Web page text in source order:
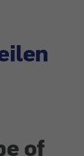
of